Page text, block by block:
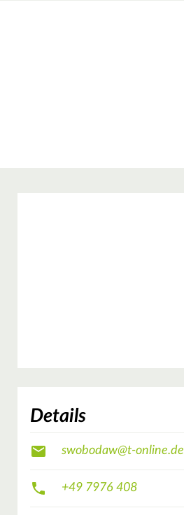
Details
swobodaw@t-online.de
+49 7976 408